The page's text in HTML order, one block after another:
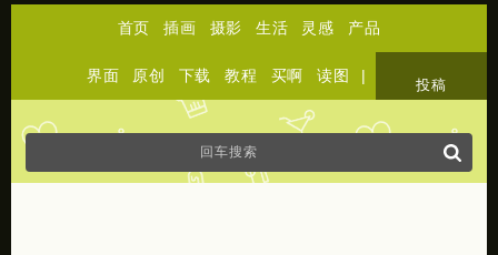
首页 插画 摄影 生活 灵感 产品
界面 原创 下载 教程 买啊 读图 |
投稿